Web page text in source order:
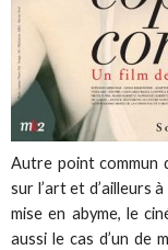
Autre point commun
sur l’art et d’ailleurs
mise en abyme, le
aussi le cas d’un de